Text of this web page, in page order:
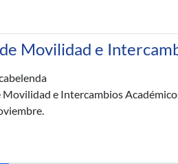
Movilidad e
e Intercambios